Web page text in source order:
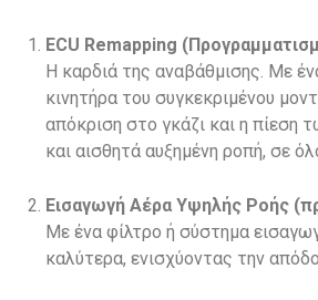
ECU Remapping
Η καρδιά της αναβάθμισης. Με
κινητήρα του συγκεκριμένου
απόκριση στο γκάζι και η πίεση
και αισθητά αυξημένη ροπή, σε
Εισαγωγή Αέρα Υψηλής Ροής
Με ένα φίλτρο ή σύστημα
καλύτερα, ενισχύοντας την